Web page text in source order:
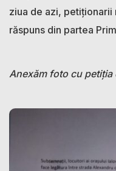
ziua de azi,
răspuns din partea
Anexăm foto cu